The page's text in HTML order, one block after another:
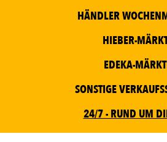
HÄNDLER
HIEBER-
EDEKA-
SONSTIGE
24/7 - RUND UM